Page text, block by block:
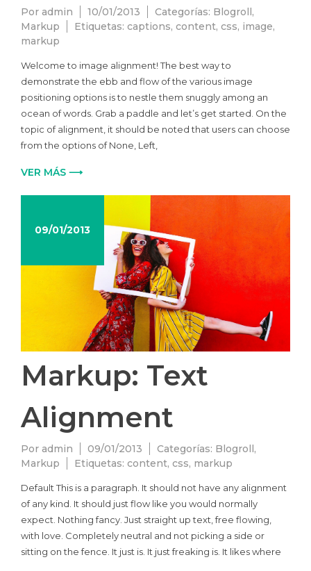
Por admin 10/01/2013 Categorías: Blogroll ,
Markup
Etiquetas: captions, content, css, image,
markup
Welcome to image alignment! The best way to
demonstrate the ebb and flow of the various image
positioning options is to nestle them snuggly among an
ocean of words. Grab a paddle and let’s get started. On the
topic of alignment, it should be noted that users can choose
from the options of None, Left,
VER MÁS ⟶
09/01/2013
Markup: Text
Alignment
Por admin 09/01/2013 Categorías: Blogroll,
Markup
Etiquetas: content, css, markup
Default This is a paragraph. It should not have any alignment
of any kind. It should just flow like you would normally
expect. Nothing fancy. Just straight up text, free flowing,
with love. Completely neutral and not picking a side or
sitting on the fence. It just is. It just freaking is. It likes where